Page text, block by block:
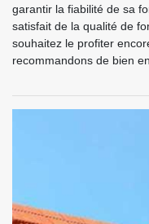
garantir la fiabilité de sa
satisfait de la qualité de
souhaitez le profiter
recommandons de bien